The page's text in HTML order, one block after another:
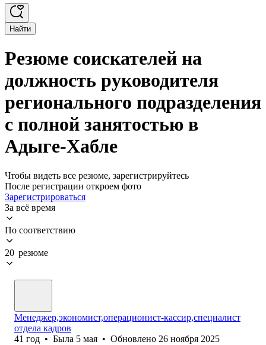
Найти
Резюме соискателей на
должность руководителя
регионального подразделения
с полной занятостью в
Адыге-Хабле
Чтобы видеть все резюме, зарегистрируйтесь
После регистрации откроем фото
Зарегистрироваться
За всё время
По соответствию
20 резюме
Менеджер,экономист,операционист-кассир,специалист
отдела кадров
41 год • Была 5 мая • Обновлено 26 ноября 2025